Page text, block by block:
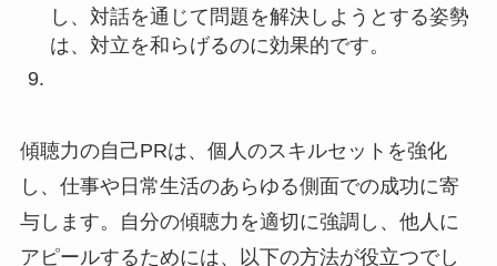
し、対話を通じて問題を解決しようとする姿勢
は、対立を和らげるのに効果的です。
傾聴力の自己PRは、個人のスキルセットを強化
し、仕事や日常生活のあらゆる側面での成功に寄
与します。自分の傾聴力を適切に強調し、他人に
アピールするためには、以下の方法が役立つでし